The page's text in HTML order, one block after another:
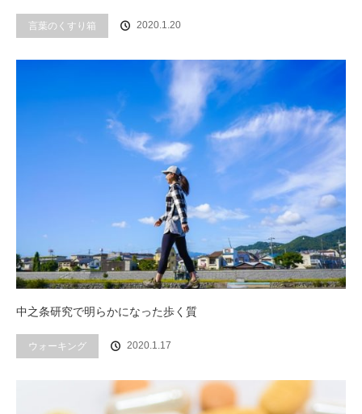
言葉のくすり箱 2020.1.20
中之条研究で明らかになった歩く質
ウォーキング 2020.1.17